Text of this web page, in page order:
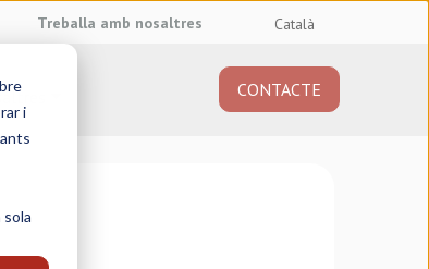
i
Treballa amb nosaltres Català
CONTACTE